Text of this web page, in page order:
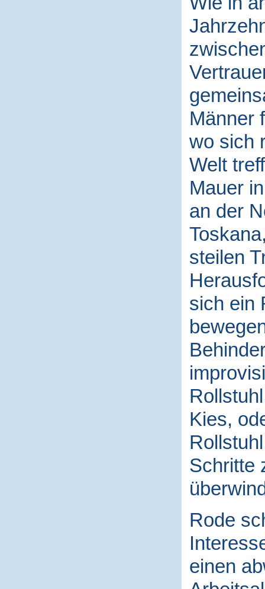
Männer
wo sich
Welt
Mauer
an der
steilen
sich ein
Kies,
Schritte
Rode
einen